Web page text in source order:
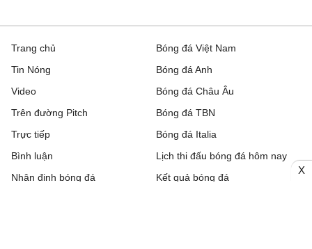
Trang chủ
Tin Nóng
Video
Trên đường Pitch
Trực tiếp
Bóng đá Việt Nam
Bóng đá Anh
Bóng đá Châu Âu
Bóng đá TBN
Bóng đá Italia
Bình luận
Nhận định bóng đá
Lịch thi đấu bóng đá hôm nay
Kết quả bóng đá
X